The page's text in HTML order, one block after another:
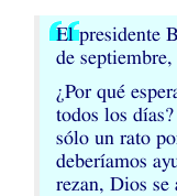
El presidente
de
¿Por qué
todos los
sólo un rato
deberíamos
rezan, Dios se